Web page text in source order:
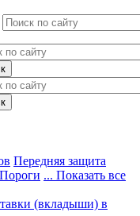
Передняя защита
Пороги ... Показать все
(вкладыши) в